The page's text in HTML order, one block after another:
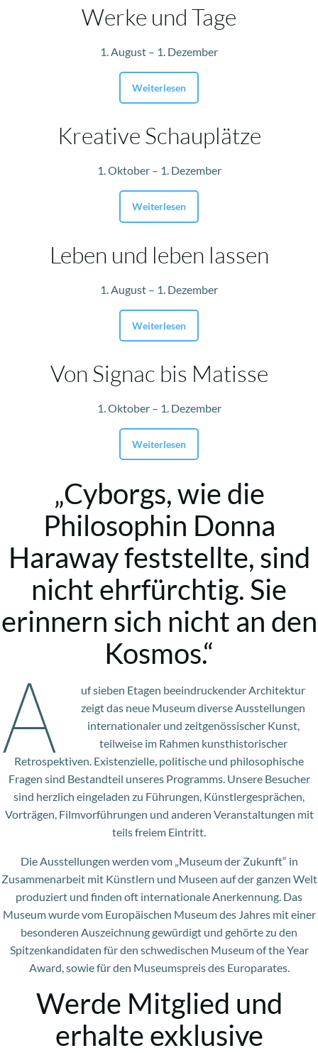
Werke und Tage
1. August – 1. Dezember
Weiterlesen
Kreative Schauplätze
1. Oktober – 1. Dezember
Weiterlesen
Leben und leben lassen
1. August – 1. Dezember
Weiterlesen
Von Signac bis Matisse
1. Oktober – 1. Dezember
Weiterlesen
„Cyborgs, wie die
Philosophin Donna
Haraway feststellte, sind
nicht ehrfürchtig. Sie
erinnern sich nicht an den
Kosmos.“
A
uf sieben Etagen beeindruckender Architektur
zeigt das neue Museum diverse Ausstellungen
internationaler und zeitgenössischer Kunst,
teilweise im Rahmen kunsthistorischer
Retrospektiven. Existenzielle, politische und philosophische
Fragen sind Bestandteil unseres Programms. Unsere Besucher
sind herzlich eingeladen zu Führungen, Künstlergesprächen,
Vorträgen, Filmvorführungen und anderen Veranstaltungen mit
teils freiem Eintritt.
Die Ausstellungen werden vom „Museum der Zukunft“ in
Zusammenarbeit mit Künstlern und Museen auf der ganzen Welt
produziert und finden oft internationale Anerkennung. Das
Museum wurde vom Europäischen Museum des Jahres mit einer
besonderen Auszeichnung gewürdigt und gehörte zu den
Spitzenkandidaten für den schwedischen Museum of the Year
Award, sowie für den Museumspreis des Europarates.
Werde Mitglied und
erhalte exklusive